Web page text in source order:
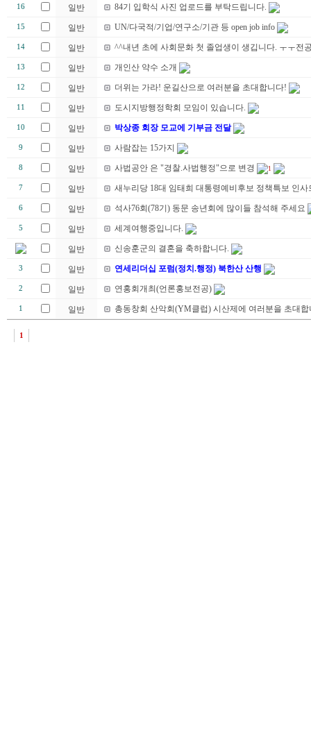
16 일반 84기 입학식 사진 업로드를 부탁드립니다.
15 일반 UN/다국적/기업/연구소/기관 등 open job info
14 일반 ^^내년 초에 사회문화 첫 졸업생이 생깁니다. ㅜㅜ전
13 일반 개인산 약수 소개
12 일반 더위는 가라! 운길산으로 여러분을 초대합니다!
11 일반 도시지방행정학회 모임이 있습니다.
10 일반 박상종 회장 모교에 기부금 전달
9 일반 사람잡는 15가지
8 일반 사법공안 은 "경찰.사법행정"으로 변경 1
7 일반 새누리당 18대 임태희 대통령예비후보 정책특보 인
6 일반 석사76회(78기) 동문 송년회에 많이들 참석해 주세요
5 일반 세계여행중입니다.
일반 신송훈군의 결혼을 축하합니다.
3 일반 연세리더십 포럼(정치.행정) 북한산 산행
2 일반 연홍회개최(언론홍보전공)
1 일반 총동창회 산악회(YM클럽) 시산제에 여러분을 초대
1